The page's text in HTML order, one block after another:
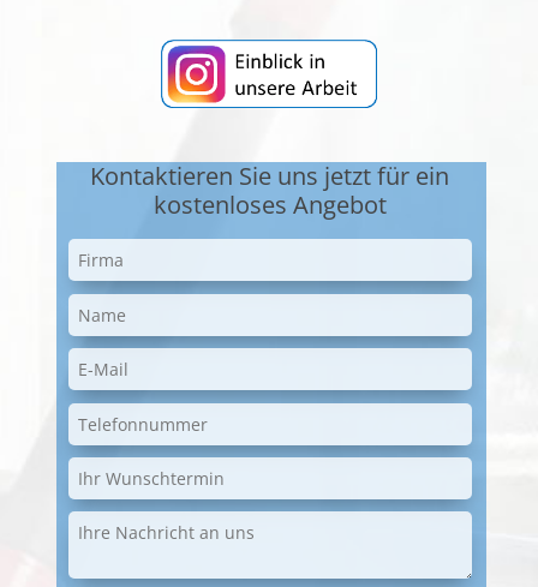
Kontaktieren Sie uns jetzt für ein
kostenloses Angebot